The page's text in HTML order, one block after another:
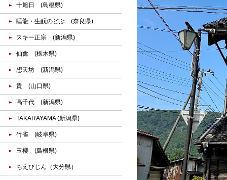
十旭日 (島根県)
睡龍・生酛のどぶ (奈良県)
スキー正宗 (新潟県)
仙禽 (栃木県)
想天坊 (新潟県)
貴 (山口県)
高千代 (新潟県)
TAKARAYAMA (新潟県)
竹雀 (岐阜県)
玉櫻 (島根県)
ちえびじん（大分県）